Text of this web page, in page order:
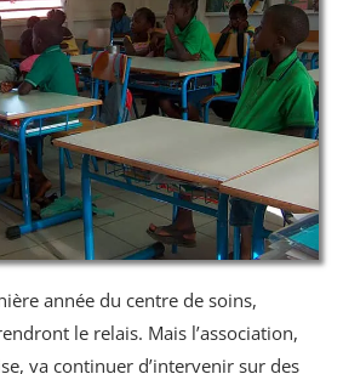
année du centre de soins,
le relais. Mais l’association,
va continuer d’intervenir sur des